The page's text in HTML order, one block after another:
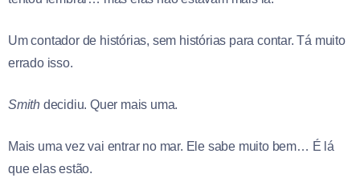
Um contador de histórias, sem histórias para contar. Tá muito
errado isso.
Smith decidiu. Quer mais uma.
Mais uma vez vai entrar no mar. Ele sabe muito bem… É lá
que elas estão.